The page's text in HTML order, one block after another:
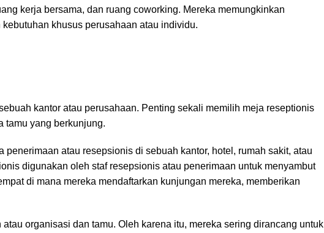
kerja bersama, dan ruang coworking. Mereka memungkinkan
khusus perusahaan atau individu.
kantor atau perusahaan. Penting sekali memilih meja reseptionis
tamu yang berkunjung.
atau resepsionis di sebuah kantor, hotel, rumah sakit, atau
digunakan oleh staf resepsionis atau penerimaan untuk menyambut
di mana mereka mendaftarkan kunjungan mereka, memberikan
organisasi dan tamu. Oleh karena itu, mereka sering dirancang untuk